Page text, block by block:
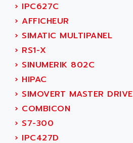
SINUMERIK 820
SIMOREG K
ALIMENTATION
IRT
DIGIPLAN
TPD32
ZELIO
SIMATIC S5-95F
NUM 1040
ANS
ANSALDO
ANSELL
ANSMANN
ANSYCO
ANTEC
ANTEK INSTRUMENTS
ANUVA TECHNOLOGIES
ANYBUS
AOIP
› IPC627C
› AFFICHEUR
› SIMATIC MULTIPANEL
› RS1-X
› SINUMERIK 802C
› HIPAC
› SIMOVERT MASTER DRIVE
› COMBICON
› S7-300
› IPC427D